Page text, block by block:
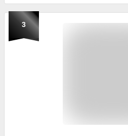
3